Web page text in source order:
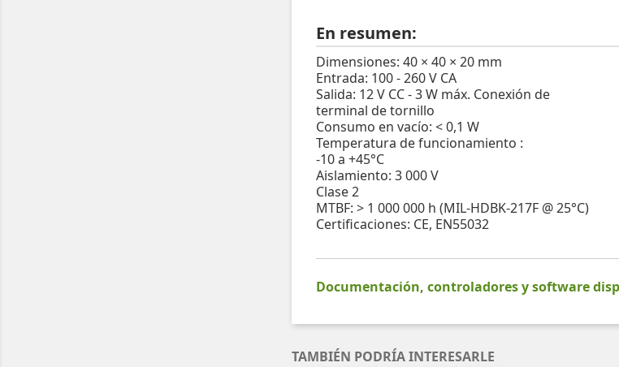
En resumen:
Dimensiones: 40 × 40 × 20 mm
Entrada: 100 - 260 V CA
Salida: 12 V CC - 3 W máx. Conexión de
terminal de tornillo
Consumo en vacío: < 0,1 W
Temperatura de funcionamiento :
-10 a +45°C
Aislamiento: 3 000 V
Clase 2
MTBF: > 1 000 000 h (MIL-HDBK-217F @ 25°C)
Certificaciones: CE, EN55032
Documentación, controladores y software
TAMBIÉN PODRÍA INTERESARLE